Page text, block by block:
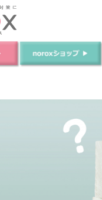
ノロックスPureについて